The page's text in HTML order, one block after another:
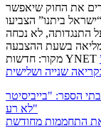
ברוב של 58 בעד מול 57 מתנגדים את החוק שיאפשר
ביתנו” הצביעו
התנגדותה, לא נכחה
בשעת ההצבעה
מקור: חדשות YNET
שנייה ושלישית
הספר: "בייביסיטר
לא רע"
התחממות מחודשת